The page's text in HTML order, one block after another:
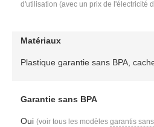
d'utilisation (avec un prix de l'électricité
Matériaux
Plastique garantie sans BPA,
Garantie sans BPA
Oui (voir tous les modèles garantis